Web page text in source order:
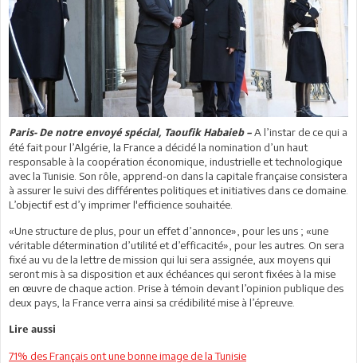
Paris- De notre envoyé spécial, Taoufik Habaieb – A l’instar de ce qui a
été fait pour l’Algérie, la France a décidé la nomination d’un haut
responsable à la coopération économique, industrielle et technologique
avec la Tunisie. Son rôle, apprend-on dans la capitale française consistera
à assurer le suivi des différentes politiques et initiatives dans ce domaine.
L’objectif est d’y imprimer l'efficience souhaitée.
«Une structure de plus, pour un effet d’annonce», pour les uns ; «une
véritable détermination d’utilité et d’efficacité», pour les autres. On sera
fixé au vu de la lettre de mission qui lui sera assignée, aux moyens qui
seront mis à sa disposition et aux échéances qui seront fixées à la mise
en œuvre de chaque action. Prise à témoin devant l’opinion publique des
deux pays, la France verra ainsi sa crédibilité mise à l’épreuve.
Lire aussi
71% des Français ont une bonne image de la Tunisie